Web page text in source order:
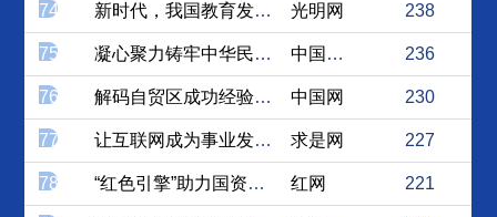
74 新时代，我国教育发展的历史... 光明网 238
75 凝心聚力铸牢中华民族共同体... 中国西藏新闻网 236
76 解码自贸区成功经验，助力新... 中国网 230
77 让互联网成为事业发展的最大... 求是网 227
78 “红色引擎”助力国资国企建... 红网 221